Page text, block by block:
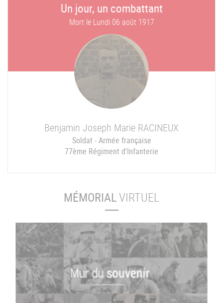
Un jour, un combattant
Mort le Lundi 06 août 1917
Benjamin Joseph Marie RACINEUX
Soldat - Armée française
77ème Régiment d'Infanterie
MÉMORIALVIRTUEL